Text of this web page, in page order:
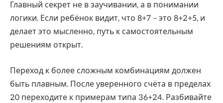
Главный секрет не в заучивании, а в понимании
логики. Если ребёнок видит, что 8+7 – это 8+2+5, и
делает это мысленно, путь к самостоятельным
решениям открыт.
Переход к более сложным комбинациям должен
быть плавным. После уверенного счёта в пределах
20 переходите к примерам типа 36+24. Разбивайте